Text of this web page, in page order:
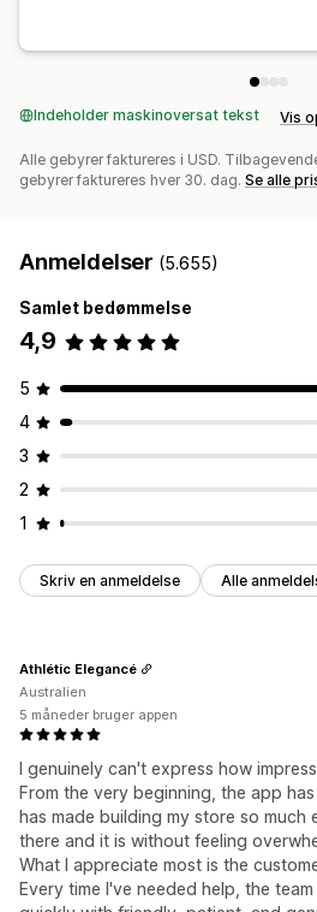
Indeholder maskinoversat tekst Vis
Alle gebyrer faktureres i USD.
gebyrer faktureres hver 30. dag. Se alle
Anmeldelser (5.655)
Samlet bedømmelse
4,9
5
4
3
2
1
Skriv en anmeldelse Alle
I genuinely can't express how
From the very beginning, the app
has made building my store so much
there and it is without feeling
What I appreciate most is the
Every time I've needed help, the
Athlétic Elegancé
Australien
5 måneder bruger appen